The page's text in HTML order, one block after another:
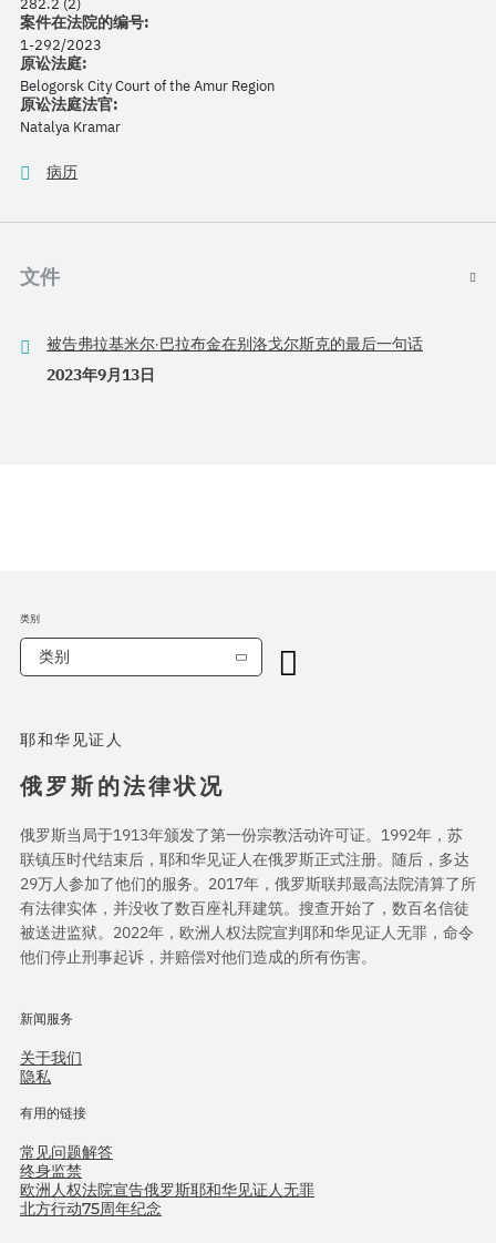
282.2 (2)
案件在法院的编号:
1-292/2023
原讼法庭:
Belogorsk City Court of the Amur Region
原讼法庭法官:
Natalya Kramar
病历
文件
被告弗拉基米尔·巴拉布金在别洛戈尔斯克的最后一句话
2023年9月13日
耶和华见证人
俄罗斯的法律状况
俄罗斯当局于1913年颁发了第一份宗教活动许可证。1992年，苏
联镇压时代结束后，耶和华见证人在俄罗斯正式注册。随后，多达
29万人参加了他们的服务。2017年，俄罗斯联邦最高法院清算了所
有法律实体，并没收了数百座礼拜建筑。搜查开始了，数百名信徒
被送进监狱。2022年，欧洲人权法院宣判耶和华见证人无罪，命令
他们停止刑事起诉，并赔偿对他们造成的所有伤害。
新闻服务
关于我们
隐私
有用的链接
常见问题解答
终身监禁
欧洲人权法院宣告俄罗斯耶和华见证人无罪
北方行动75周年纪念
类别
类别